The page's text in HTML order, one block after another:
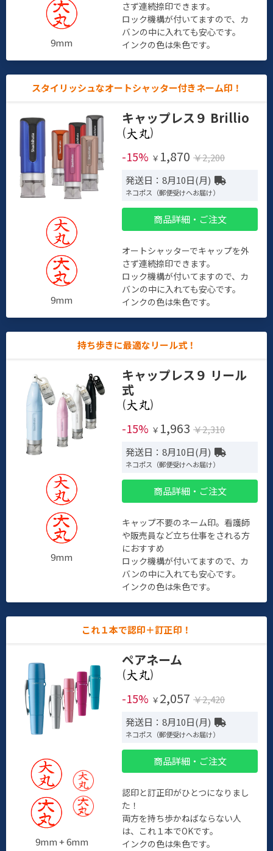
9mm
さず連続捺印できます。
ロック機構が付いてますので、カ
バンの中に入れても安心です。
インクの色は朱色です。
スタイリッシュなオートシャッター付きネーム印！
9mm
キャップレス９ Brillio
(
)
-15% ￥ 1,870 ￥2,200
発送日：8月10日(月)
ネコポス（郵便受けへお届け）
商品詳細・ご注文
オートシャッターでキャップを外
さず連続捺印できます。
ロック機構が付いてますので、カ
バンの中に入れても安心です。
インクの色は朱色です。
持ち歩きに最適なリール式！
9mm
キャップレス９ リール
式
(
)
-15% ￥ 1,963 ￥2,310
発送日：8月10日(月)
ネコポス（郵便受けへお届け）
商品詳細・ご注文
キャップ不要のネーム印。看護師
や販売員など立ち仕事をされる方
におすすめ
ロック機構が付いてますので、カ
バンの中に入れても安心です。
インクの色は朱色です。
これ１本で認印＋訂正印！
9mm + 6mm
ペアネーム
(
)
-15% ￥ 2,057 ￥2,420
発送日：8月10日(月)
ネコポス（郵便受けへお届け）
商品詳細・ご注文
認印と訂正印がひとつになりまし
た！
両方を持ち歩かねばならない人
は、これ１本でOKです。
インクの色は朱色です。